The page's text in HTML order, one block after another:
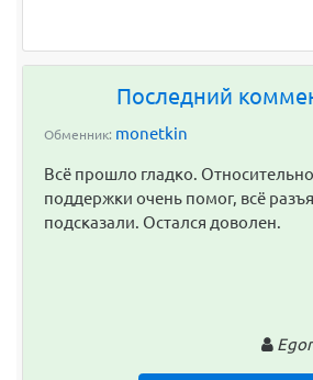
Последний
Обменник: monetkin
Всё прошло гладко.
поддержки очень помог, всё
подсказали. Остался доволен.
Egor